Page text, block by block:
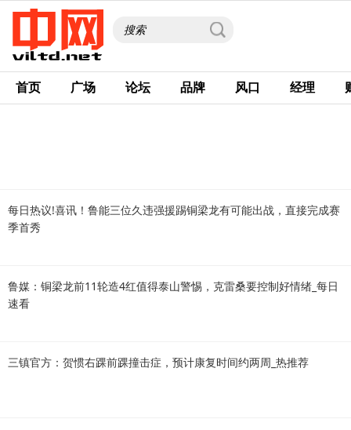
首页 广场 论坛 品牌 风口 经理
每日热议!喜讯！鲁能三位久违强援踢铜梁龙有可能出战，直接完成赛
季首秀
鲁媒：铜梁龙前11轮造4红值得泰山警惕，克雷桑要控制好情绪_每日
速看
三镇官方：贺惯右踝前踝撞击症，预计康复时间约两周_热推荐